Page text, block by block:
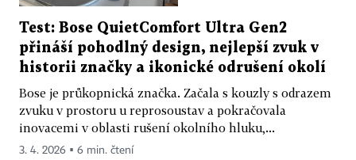
Test: Bose QuietComfort Ultra Gen2
přináší pohodlný design, nejlepší zvuk v
historii značky a ikonické odrušení okolí
Bose je průkopnická značka. Začala s kouzly s odrazem
zvuku v prostoru u reprosoustav a pokračovala
inovacemi v oblasti rušení okolního hluku,...
3. 4. 2026 ▪ 6 min. čtení